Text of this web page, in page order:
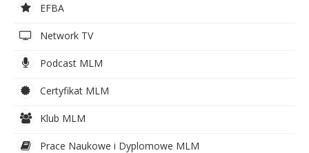
EFBA
Network TV
Podcast MLM
Certyfikat MLM
Klub MLM
Prace Naukowe i Dyplomowe MLM